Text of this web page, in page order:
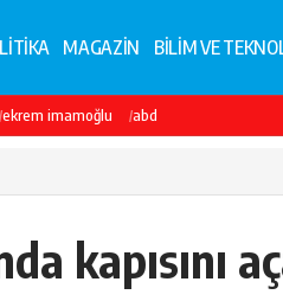
MAGAZİN BİLİM VE
ekrem imamoğlu abd
kapısını